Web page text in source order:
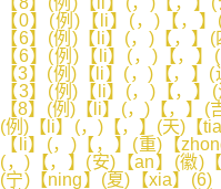
【0】(例)【li】(，)【，
【6】(例)【li】(，)【，
【6】(例)【li】(，)【，
【3】(例)【li】(，)【，
【3】(例)【li】(，)【，
【8】(例)【li】(，)【，】(
(例)【li】(，)【，】(天)【
【li】(，)【，】(重)【
(，)【，】(安)【an】(徽)
(宁)【ning】(夏)【xia】(6)